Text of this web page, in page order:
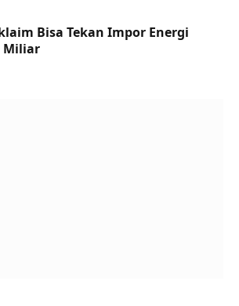
Bisa Tekan Impor Energi
Miliar